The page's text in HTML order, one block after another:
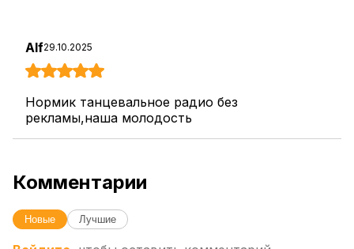
Alf29.10.2025
Нормик танцевальное радио без
рекламы,наша молодость
Комментарии
Новые Лучшие